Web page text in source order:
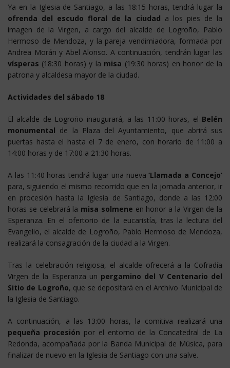
Ya en la Iglesia de Santiago, a las 18:15 horas, tendrá lugar la
ofrenda del escudo floral de la ciudad a los pies de la
imagen de la Virgen, a cargo del alcalde de Logroño, Pablo
Hermoso de Mendoza, y la pareja vendimiadora, formada por
Andrea Morán y Abel Alonso. A continuación, tendrán lugar las
vísperas (18:30 horas) y la misa (19:30 horas) en honor de la
patrona y alcaldesa mayor de la ciudad.
Actividades del sábado 18
El alcalde de Logroño inaugurará, a las 11:00 horas, el Belén
monumental de la Plaza del Ayuntamiento, que abrirá sus
puertas hasta el hasta el 7 de enero, con horario de 11:00 a
14:00 horas y de 17:00 a 21:30 horas.
A las 11:40 horas tendrá lugar una nueva‘Llamada a Concejo’
para, siguiendo el mismo recorrido que en la jornada anterior, ir
en procesión hasta la Iglesia de Santiago, donde a las 12:00
horas se celebrará la misa solmene en honor a la Virgen de la
Esperanza. En el ofertorio de la eucaristía, tras la lectura del
Evangelio, el alcalde de Logroño, Pablo Hermoso de Mendoza,
realizará la consagración de la ciudad a la Virgen.
Tras la celebración religiosa, el alcalde ofrecerá a la Cofradía
Virgen de la Esperanza un pergamino del V Centenario del
Sitio de Logroño, que se depositará en el Archivo Municipal de
la Iglesia de Santiago.
A continuación, a las 13:00 horas, la comitiva realizará una
pequeña procesión por el entorno de la Concatedral de La
Redonda, acompañada por la Banda Municipal de Música, para
finalizar de nuevo en la Iglesia de Santiago con una salve.